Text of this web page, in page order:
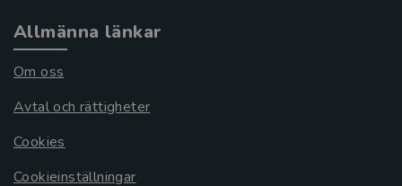
Allmänna länkar
Om oss
Avtal och rättigheter
Cookies
Cookieinställningar